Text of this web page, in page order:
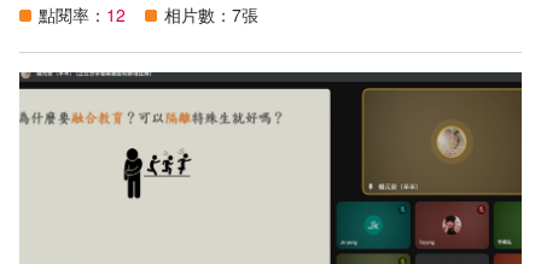
三、講師：南投國中陳秋娥老師
四、參加資格：
（一）本縣正式合格特教教師（任教特殊教育班型，尚未取
得鑑定評估資格或相關時數者，請務必參與）。
（二）本縣鑑定評估人員。
（一）提昇教師特教專業知能，增進鑑定評估人員教育診斷
（二）協助推動及落實特殊教育學生鑑定安置工作。
（三）儲訓本縣特殊教育學生鑑定及就學輔導會鑑定評估人
點閱率： 12 相片數：7張